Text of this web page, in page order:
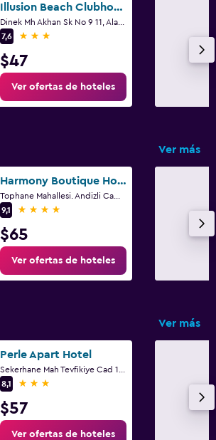
Illusion Beach Clubhotel Only Adult
7,6
3 estrellas
$47
Ver ofertas de hoteles
Ver más
Harmony Boutique Hotel
9,1
4 estrellas
$65
Ver ofertas de hoteles
Ver más
Perle Apart Hotel
8,1
3 estrellas
$57
Ver ofertas de hoteles